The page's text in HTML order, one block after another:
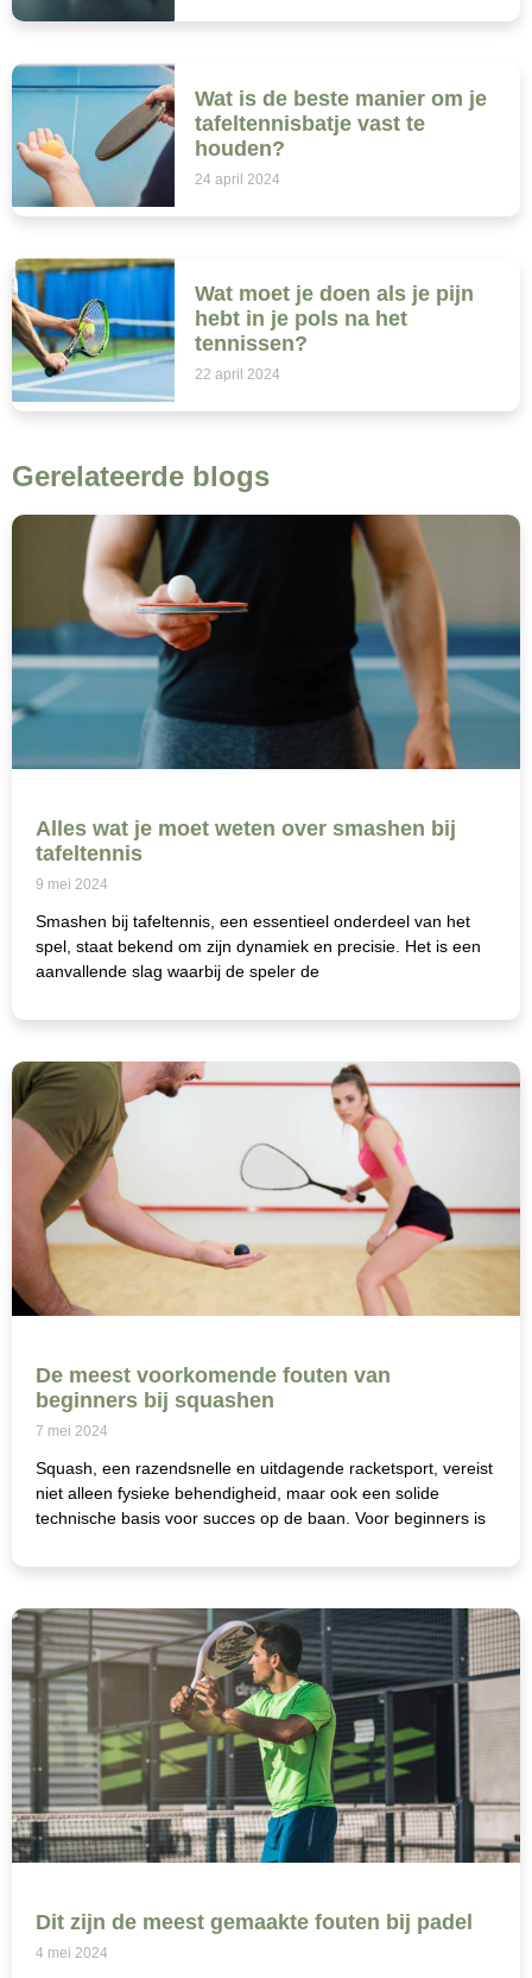
Wat is de beste manier om je
tafeltennisbatje vast te
houden?
24 april 2024
Wat moet je doen als je pijn
hebt in je pols na het
tennissen?
22 april 2024
Gerelateerde blogs
Alles wat je moet weten over smashen bij
tafeltennis
9 mei 2024
Smashen bij tafeltennis, een essentieel onderdeel van het
spel, staat bekend om zijn dynamiek en precisie. Het is een
aanvallende slag waarbij de speler de
De meest voorkomende fouten van
beginners bij squashen
7 mei 2024
Squash, een razendsnelle en uitdagende racketsport, vereist
niet alleen fysieke behendigheid, maar ook een solide
technische basis voor succes op de baan. Voor beginners is
Dit zijn de meest gemaakte fouten bij padel
4 mei 2024